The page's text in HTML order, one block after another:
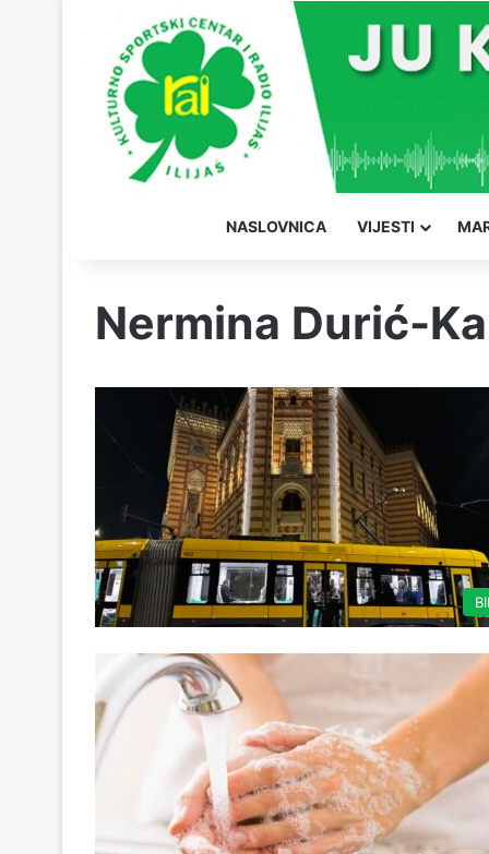
NASLOVNICA VIJESTI
Nermina Durić-